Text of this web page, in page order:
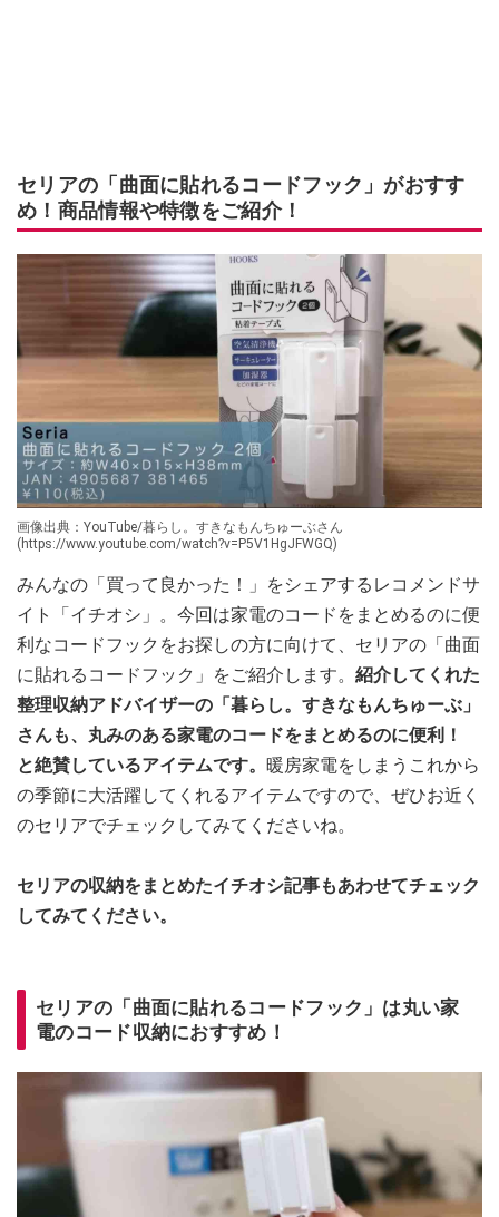
セリアの「曲面に貼れるコードフック」がおすす
め！商品情報や特徴をご紹介！
画像出典：YouTube/暮らし。すきなもんちゅーぶさん
(https://www.youtube.com/watch?v=P5V1HgJFWGQ)
みんなの「買って良かった！」をシェアするレコメンドサ
イト「イチオシ」。今回は家電のコードをまとめるのに便
利なコードフックをお探しの方に向けて、セリアの「曲面
に貼れるコードフック」をご紹介します。 紹介してくれた
整理収納アドバイザーの「暮らし。すきなもんちゅーぶ」
さんも、丸みのある家電のコードをまとめるのに便利！
と絶賛しているアイテムです。 暖房家電をしまうこれから
の季節に大活躍してくれるアイテムですので、ぜひお近く
のセリアでチェックしてみてくださいね。
セリアの収納をまとめたイチオシ記事もあわせてチェック
してみてください。
セリアの「曲面に貼れるコードフック」は丸い家
電のコード収納におすすめ！